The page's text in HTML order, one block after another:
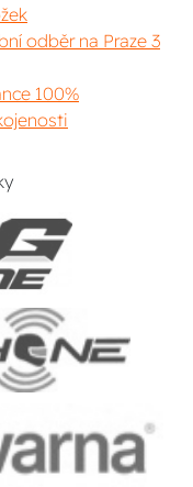
odběr na Praze 3
100%